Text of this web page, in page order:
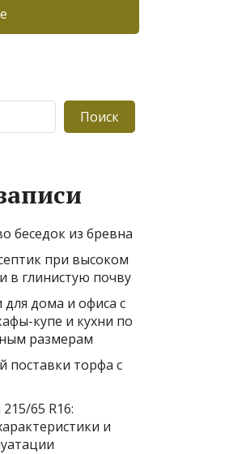
Поиск
беседок из бревна
при высоком
в глинистую почву
дома и офиса с
купе и кухни по
размерам
поставки торфа с
65 R16:
и